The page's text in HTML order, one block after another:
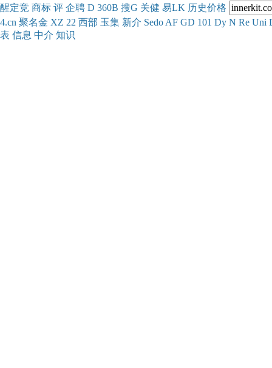
醒定竞 商标 评 企聘 D 360B 搜G 关健 易LK 历史价格
4.cn 聚名金 XZ 22 西部 玉集 新介 Sedo AF GD 101 Dy N Re Uni
表 信息 中介 知识